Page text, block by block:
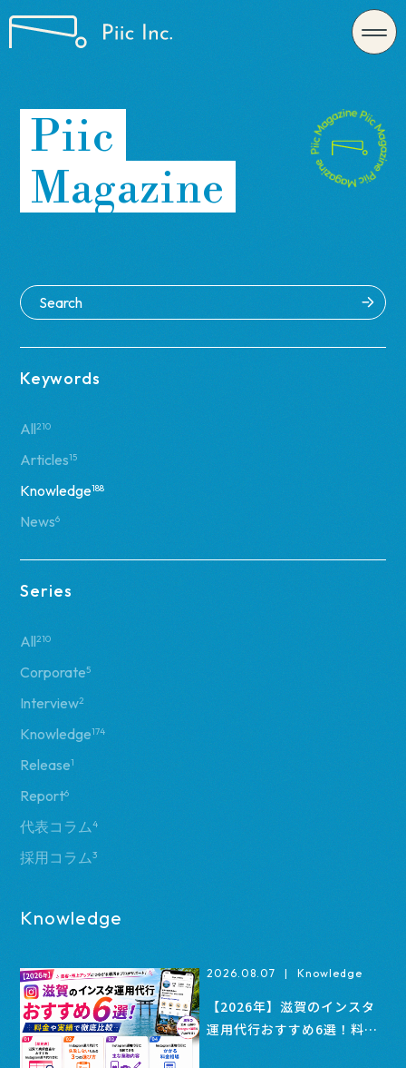
Piic
Magazine
Keywords
All210
Articles15
Knowledge188
News6
Series
All210
Corporate5
Interview2
Knowledge174
Release1
Report6
代表コラム4
採用コラム3
Knowledge
2026.08.07 | Knowledge
【2026年】滋賀のインスタ
運用代行おすすめ6選！料金